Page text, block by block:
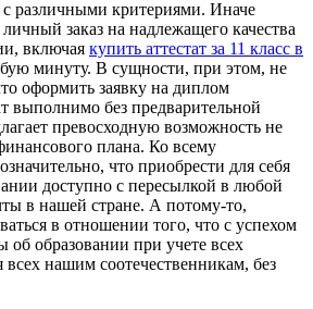
с различными критериями. Иначе
заказ на надлежащего качества
включая купить аттестат за 11 класс в
минуту. В сущности, при этом, не
оформить заявку на диплом
выполнимо без предварительной
превосходную возможность не
плана. Ко всему
что приобрести для себя
доступно с пересылкой в любой
в нашей стране. А потому-то,
в отношении того, что с успехом
об образовании при учете всех
нашим соотечественникам, без